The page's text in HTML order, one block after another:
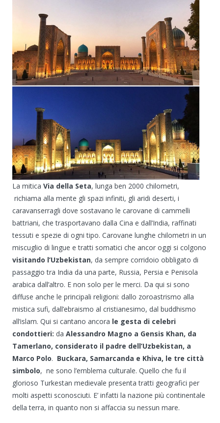
La mitica Via della Seta, lunga ben 2000 chilometri,
richiama alla mente gli spazi infiniti, gli aridi deserti, i
caravanserragli dove sostavano le carovane di cammelli
battriani, che trasportavano dalla Cina e dall’India, raffinati
tessuti e spezie di ogni tipo. Carovane lunghe chilometri in un
miscuglio di lingue e tratti somatici che ancor oggi si colgono
visitando l’Uzbekistan, da sempre corridoio obbligato di
passaggio tra India da una parte, Russia, Persia e Penisola
arabica dall’altro. E non solo per le merci. Da qui si sono
diffuse anche le principali religioni: dallo zoroastrismo alla
mistica sufi, dall’ebraismo al cristianesimo, dal buddhismo
all’islam. Qui si cantano ancora le gesta di celebri
condottieri: da Alessandro Magno a Gensis Khan, da
Tamerlano, considerato il padre dell’Uzbekistan, a
Marco Polo. Buckara, Samarcanda e Khiva, le tre città
simbolo, ne sono l’emblema culturale. Quello che fu il
glorioso Turkestan medievale presenta tratti geografici per
molti aspetti sconosciuti. E’ infatti la nazione più continentale
della terra, in quanto non si affaccia su nessun mare.